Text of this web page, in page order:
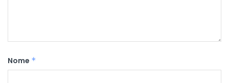
Nome *